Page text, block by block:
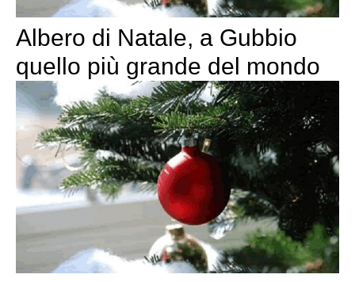
Albero di Natale, a Gubbio
quello più grande del mondo